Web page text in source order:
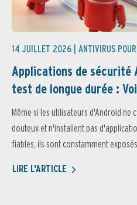
14 JUILLET 2026 | ANTIVIRUS
Applications de sécurité
test de longue durée :
Même si les utilisateurs d'Android ne
douteux et n'installent pas
fiables, ils sont constamment
LIRE L'ARTICLE